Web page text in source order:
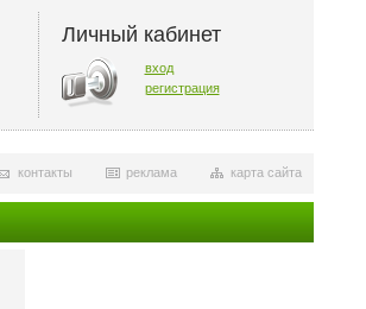
Личный кабинет
вход
регистрация
карта сайта
реклама
контакты